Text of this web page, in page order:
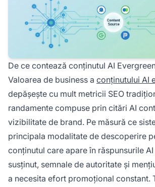
De ce contează conținutul AI
Valoarea de business a conținutului AI
depășește cu mult metricii SEO
randamente compuse prin citări AI
vizibilitate de brand. Pe măsură ce
principala modalitate de descoperire
conținutul care apare în răspunsurile
susținut, semnale de autoritate și
a necesita efort promoțional constant.